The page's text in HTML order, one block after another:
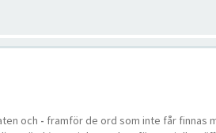
och - framför de ord som inte får finnas